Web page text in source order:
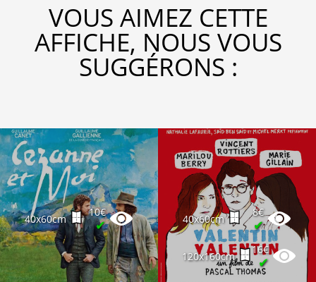
VOUS AIMEZ CETTE
AFFICHE, NOUS VOUS
SUGGÉRONS :
40x60cm
10€
✔ 40x60cm
8€
✔
120x160cm
16€
✔